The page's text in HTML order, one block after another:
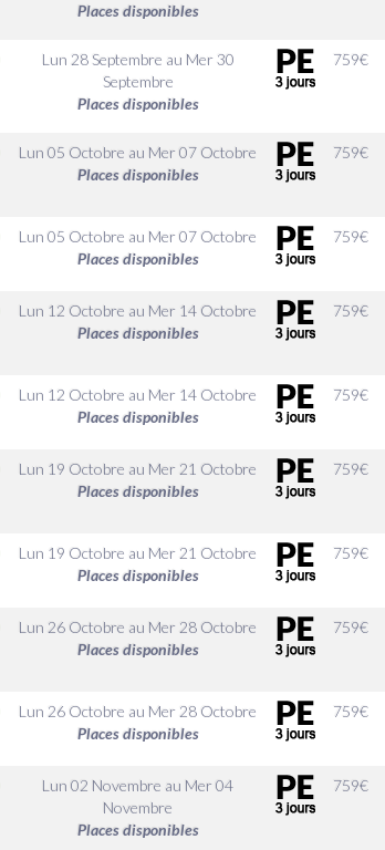
Places disponibles
Lun 28 Septembre au Mer 30
Septembre
Places disponibles
759€
Lun 05 Octobre au Mer 07 Octobre
Places disponibles
759€
Lun 05 Octobre au Mer 07 Octobre
Places disponibles
759€
Lun 12 Octobre au Mer 14 Octobre
Places disponibles
759€
Lun 12 Octobre au Mer 14 Octobre
Places disponibles
759€
Lun 19 Octobre au Mer 21 Octobre
Places disponibles
759€
Lun 19 Octobre au Mer 21 Octobre
Places disponibles
759€
Lun 26 Octobre au Mer 28 Octobre
Places disponibles
759€
Lun 26 Octobre au Mer 28 Octobre
Places disponibles
759€
Lun 02 Novembre au Mer 04
Novembre
Places disponibles
759€